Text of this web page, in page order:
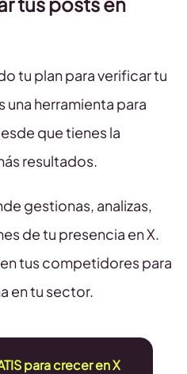
tu plan para verificar tu
una herramienta para
que tienes la
resultados.
gestionas, analizas,
de tu presencia en X.
tus competidores para
en tu sector.
para crecer en X